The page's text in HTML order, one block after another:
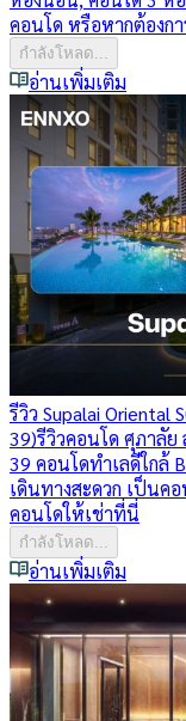
คอนโด หรือหากต้องก
กำลังโหลด...
อ่านเพิ่มเติม
รีวิว Supalai Oriental
39)รีวิวคอนโด ศุภาลัย
39 คอนโดทำเลดีใกล้
เดินทางสะดวก เป็นค
คอนโดให้เช่าที่นี่
กำลังโหลด...
อ่านเพิ่มเติม